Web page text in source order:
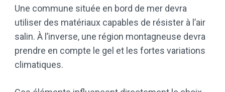
Une commune située en bord de mer devra
utiliser des matériaux capables de résister à l’air
salin. À l’inverse, une région montagneuse devra
prendre en compte le gel et les fortes variations
climatiques.